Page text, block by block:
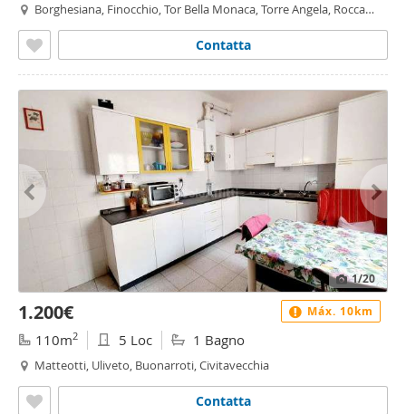
Borghesiana, Finocchio, Tor Bella Monaca, Torre Angela, Rocca
Contatta
1/20
1.200€
110m2 5 Loc 1 Bagno
Matteotti, Uliveto, Buonarroti, Civitavecchia
Contatta
Máx. 10km